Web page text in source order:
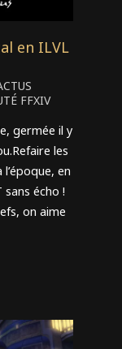
en ILVL
FFXIV
germée il y
les
en
écho !
on aime